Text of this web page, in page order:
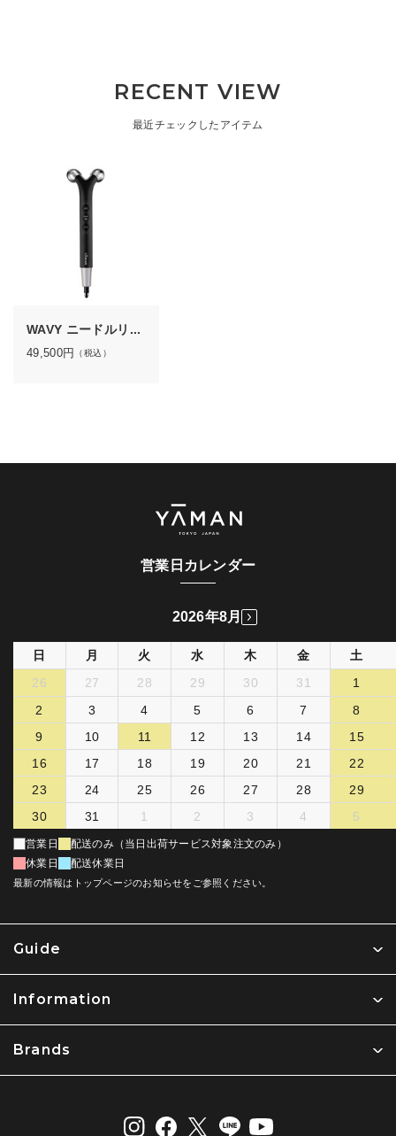
RECENT VIEW
最近チェックしたアイテム
WAVY ニードルリ...
49,500円 （税込）
Guide
Information
Brands
営業日カレンダー
2026年8月
日 月 火 水 木 金
土
26
27 28 29 30 31
1
2
3 4 5 6 7
8
9
10 11 12 13 14
15
16
17 18 19 20 21
22
23
24 25 26 27 28
29
30
31 1 2 3 4 5
営業日
配送のみ（当日出荷サービス対象注文のみ）
休業日
配送休業日
最新の情報はトップページのお知らせをご参照ください。